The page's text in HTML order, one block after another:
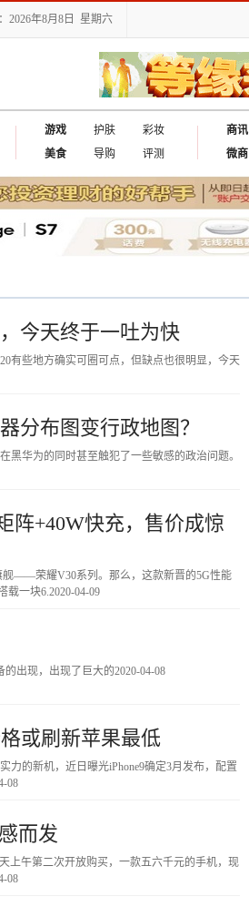
2026年8月8日 星期六
游戏 护肤
彩妆
美食
导购 评测
商讯
微商
今天终于一吐为快
有些地方确实可圈可点，但缺点也很明显，今天
分布图变行政地图？
华为的同时甚至触犯了一些敏感的政治问题。
阵+40W快充，售价成惊
舰——荣耀V30系列。那么，这款新晋的5G性能
载一块6.2020-04-09
的出现，出现了巨大的2020-04-08
或刷新苹果最低
力的新机，近日曝光iPhone9确定3月发布，配置
08
而发
上午第二次开放购买，一款五六千元的手机，现
08